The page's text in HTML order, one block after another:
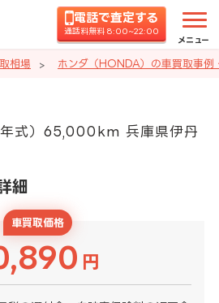
電話で査定する
通話料無料 8:00~22:00
メニュー
相場 ホンダ（HONDA）の車買取事例
式）65,000km 兵庫県伊丹
細
車買取価格
円